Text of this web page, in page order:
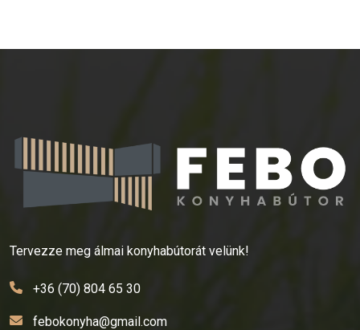
Tervezze meg álmai konyhabútorát velünk!
+36 (70) 804 65 30
febokonyha@gmail.com